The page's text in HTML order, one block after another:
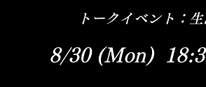
トークイベント：生
8/30 (Mon)